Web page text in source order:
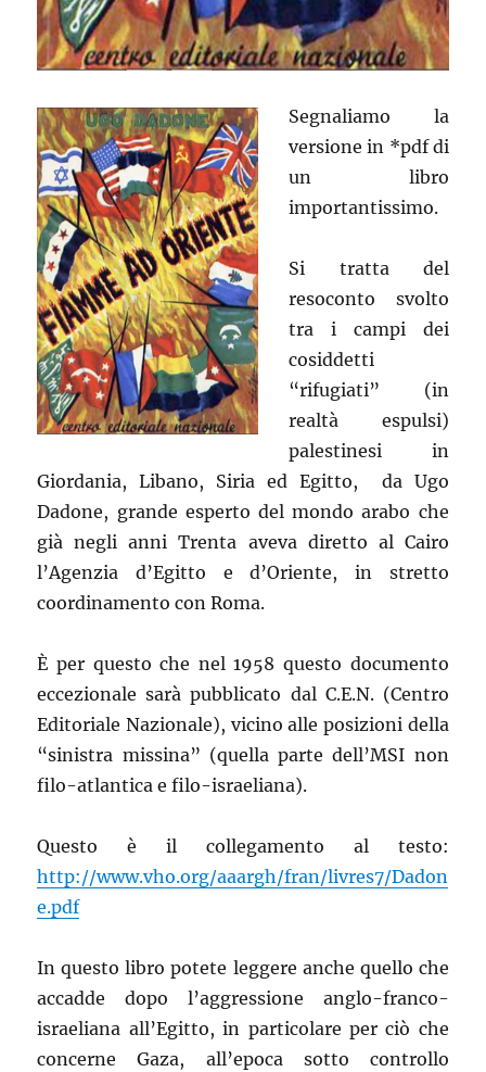
Segnaliamo la
versione in *pdf di
un libro
importantissimo.
Si tratta del
resoconto svolto
tra i campi dei
cosiddetti
“rifugiati” (in
realtà espulsi)
palestinesi in
Giordania, Libano, Siria ed Egitto, da Ugo
Dadone, grande esperto del mondo arabo che
già negli anni Trenta aveva diretto al Cairo
l’Agenzia d’Egitto e d’Oriente, in stretto
coordinamento con Roma.
È per questo che nel 1958 questo documento
eccezionale sarà pubblicato dal C.E.N. (Centro
Editoriale Nazionale), vicino alle posizioni della
“sinistra missina” (quella parte dell’MSI non
filo-atlantica e filo-israeliana).
Questo è il collegamento al testo:
http://www.vho.org/aaargh/fran/livres7/Dadon
e.pdf
In questo libro potete leggere anche quello che
accadde dopo l’aggressione anglo-franco-
israeliana all’Egitto, in particolare per ciò che
concerne Gaza, all’epoca sotto controllo